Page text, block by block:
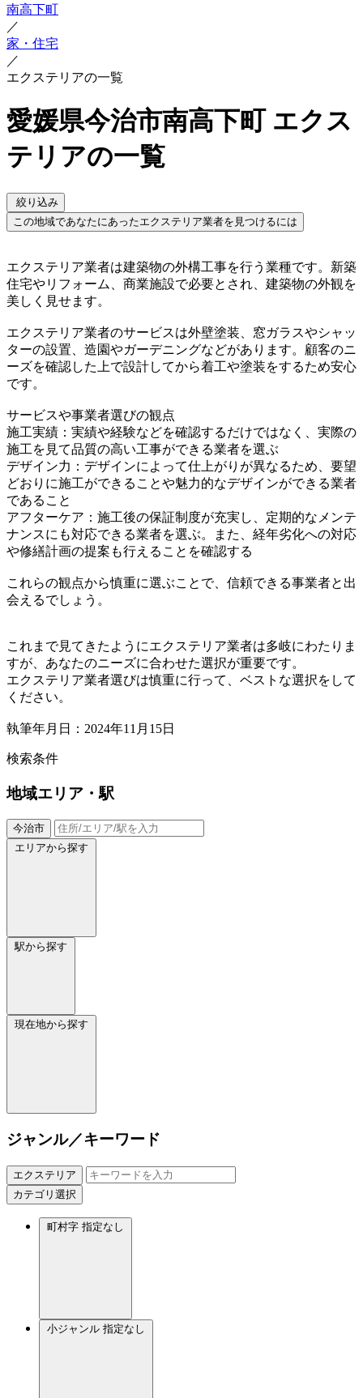
南高下町
／
家・住宅
／
エクステリアの一覧
愛媛県今治市南高下町 エクス
テリアの一覧
絞り込み
この地域であなたにあったエクステリア業者を見つけるには
エクステリア業者は建築物の外構工事を行う業種です。新築
住宅やリフォーム、商業施設で必要とされ、建築物の外観を
美しく見せます。
エクステリア業者のサービスは外壁塗装、窓ガラスやシャッ
ターの設置、造園やガーデニングなどがあります。顧客のニ
ーズを確認した上で設計してから着工や塗装をするため安心
です。
サービスや事業者選びの観点
施工実績：実績や経験などを確認するだけではなく、実際の
施工を見て品質の高い工事ができる業者を選ぶ
デザイン力：デザインによって仕上がりが異なるため、要望
どおりに施工ができることや魅力的なデザインができる業者
であること
アフターケア：施工後の保証制度が充実し、定期的なメンテ
ナンスにも対応できる業者を選ぶ。また、経年劣化への対応
や修繕計画の提案も行えることを確認する
これらの観点から慎重に選ぶことで、信頼できる事業者と出
会えるでしょう。
これまで見てきたようにエクステリア業者は多岐にわたりま
すが、あなたのニーズに合わせた選択が重要です。
エクステリア業者選びは慎重に行って、ベストな選択をして
ください。
執筆年月日：2024年11月15日
検索条件
地域エリア・駅
今治市
エリアから探す
駅から探す
現在地から探す
ジャンル／キーワード
エクステリア
カテゴリ選択
町村字 指定なし
小ジャンル 指定なし